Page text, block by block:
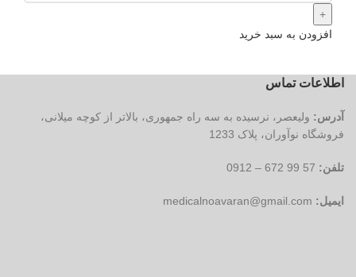
افزودن به سبد خرید
اطلاعات تماس
آدرس: ولیعصر، نرسیده به سه راه جمهوری، بالاتر از کوچه میلانی،
فروشگاه نوآوران، پلاک 1233
تلفن: 57 99 672 – 0912
ایمیل: